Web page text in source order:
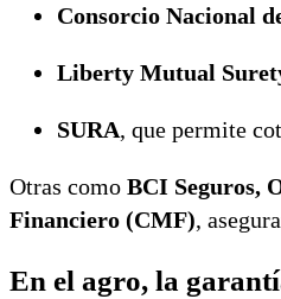
Consorcio Nacional
Liberty Mutual
SURA, que permite
Otras como BCI Seguros,
Financiero (CMF),
En el agro, la